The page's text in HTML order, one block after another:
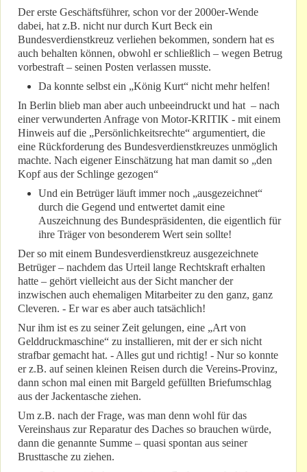
Der erste Geschäftsführer, schon vor der 2000er-Wende
dabei, hat z.B. nicht nur durch Kurt Beck ein
Bundesverdienstkreuz verliehen bekommen, sondern hat es
auch behalten können, obwohl er schließlich – wegen Betrug
vorbestraft – seinen Posten verlassen musste.
Da konnte selbst ein „König Kurt“ nicht mehr helfen!
In Berlin blieb man aber auch unbeeindruckt und hat – nach
einer verwunderten Anfrage von Motor-KRITIK - mit einem
Hinweis auf die „Persönlichkeitsrechte“ argumentiert, die
eine Rückforderung des Bundesverdienstkreuzes unmöglich
machte. Nach eigener Einschätzung hat man damit so „den
Kopf aus der Schlinge gezogen“
Und ein Betrüger läuft immer noch „ausgezeichnet“
durch die Gegend und entwertet damit eine
Auszeichnung des Bundespräsidenten, die eigentlich für
ihre Träger von besonderem Wert sein sollte!
Der so mit einem Bundesverdienstkreuz ausgezeichnete
Betrüger – nachdem das Urteil lange Rechtskraft erhalten
hatte – gehört vielleicht aus der Sicht mancher der
inzwischen auch ehemaligen Mitarbeiter zu den ganz, ganz
Cleveren. - Er war es aber auch tatsächlich!
Nur ihm ist es zu seiner Zeit gelungen, eine „Art von
Gelddruckmaschine“ zu installieren, mit der er sich nicht
strafbar gemacht hat. - Alles gut und richtig! - Nur so konnte
er z.B. auf seinen kleinen Reisen durch die Vereins-Provinz,
dann schon mal einen mit Bargeld gefüllten Briefumschlag
aus der Jackentasche ziehen.
Um z.B. nach der Frage, was man denn wohl für das
Vereinshaus zur Reparatur des Daches so brauchen würde,
dann die genannte Summe – quasi spontan aus seiner
Brusttasche zu ziehen.